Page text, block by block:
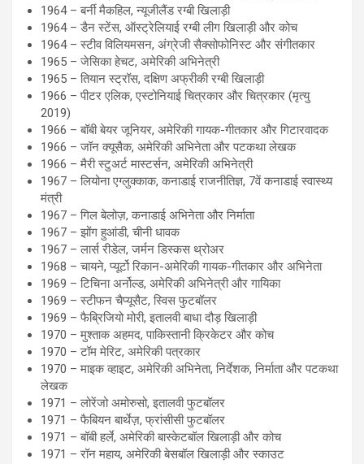
1964 – बर्नी मैकहिल, न्यूजीलैंड रग्बी खिलाड़ी
1964 – डैन स्टेंस, ऑस्ट्रेलियाई रग्बी लीग खिलाड़ी और कोच
1964 – स्टीव विलियमसन, अंग्रेजी सैक्सोफोनिस्ट और संगीतकार
1965 – जेसिका हेचट, अमेरिकी अभिनेत्री
1965 – तियान स्ट्रॉस, दक्षिण अफ्रीकी रग्बी खिलाड़ी
1966 – पीटर एलिक, एस्टोनियाई चित्रकार और चित्रकार (मृत्यु
2019)
1966 – बॉबी बेयर जूनियर, अमेरिकी गायक-गीतकार और गिटारवादक
1966 – जॉन क्यूसैक, अमेरिकी अभिनेता और पटकथा लेखक
1966 – मैरी स्टुअर्ट मास्टर्सन, अमेरिकी अभिनेत्री
1967 – लियोना एग्लुक्काक, कनाडाई राजनीतिज्ञ, 7वें कनाडाई स्वास्थ्य
मंत्री
1967 – गिल बेलोज़, कनाडाई अभिनेता और निर्माता
1967 – झोंग हुआंडी, चीनी धावक
1967 – लार्स रीडेल, जर्मन डिस्कस थ्रोअर
1968 – चायने, प्यूर्टो रिकान-अमेरिकी गायक-गीतकार और अभिनेता
1969 – टिचिना अर्नोल्ड, अमेरिकी अभिनेत्री और गायिका
1969 – स्टीफन चैप्यूसैट, स्विस फुटबॉलर
1969 – फैब्रिजियो मोरी, इतालवी बाधा दौड़ खिलाड़ी
1970 – मुश्ताक अहमद, पाकिस्तानी क्रिकेटर और कोच
1970 – टॉम मेरिट, अमेरिकी पत्रकार
1970 – माइक व्हाइट, अमेरिकी अभिनेता, निर्देशक, निर्माता और पटकथा
लेखक
1971 – लोरेंजो अमोरुसो, इतालवी फुटबॉलर
1971 – फैबियन बार्थेज़, फ्रांसीसी फुटबॉलर
1971 – बॉबी हर्ले, अमेरिकी बास्केटबॉल खिलाड़ी और कोच
1971 – रॉन महाय, अमेरिकी बेसबॉल खिलाड़ी और स्काउट